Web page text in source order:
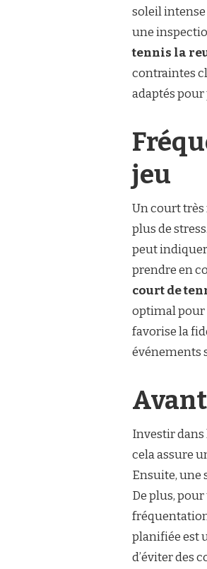
soleil
une
tennis la
contraintes
adaptés
jeu
Un court
plus de
peut indiquer
prendre en
court de
optimal pour
favorise la
événements
Investir dans
cela assure
Ensuite, une
De plus,
planifiée est
d’éviter des